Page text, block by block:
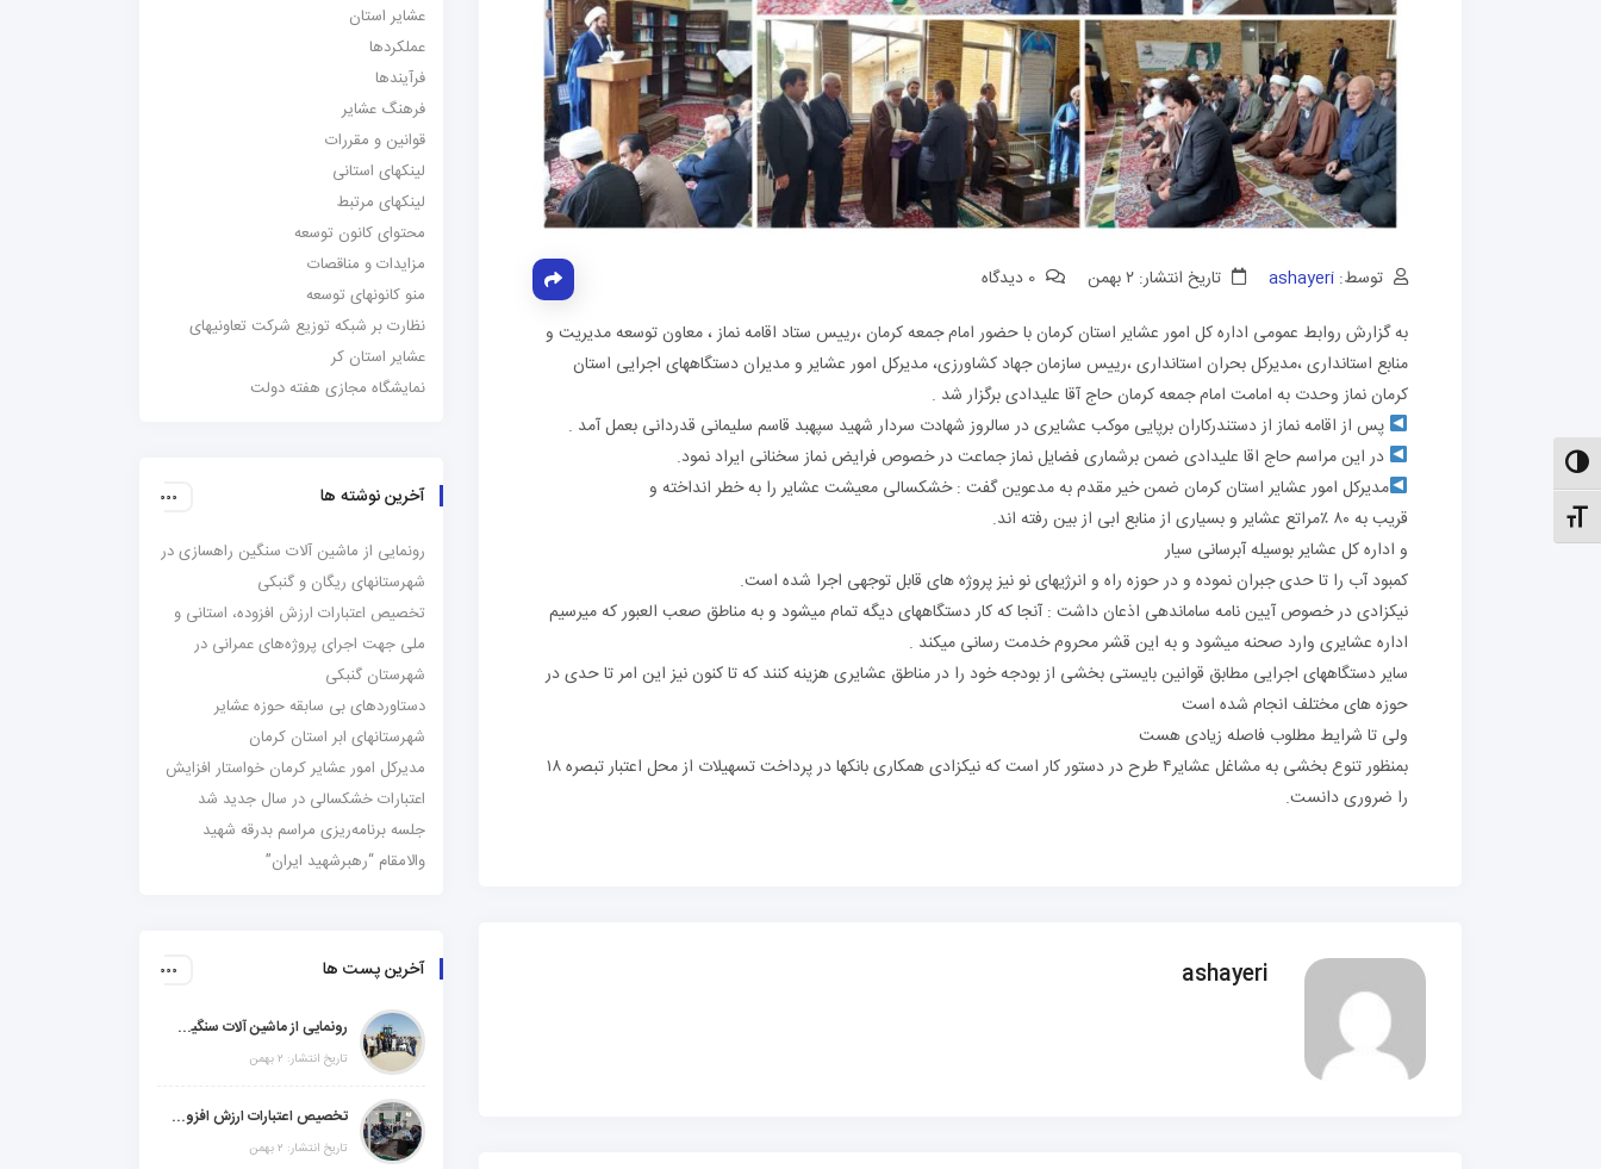
حالت کنتراست بالا
تنظیم اندازهٔ فونت
توسط: ashayeri تاریخ انتشار: ۲ بهمن
به گزارش روابط عمومی اداره کل امور عشایر استان کرمان با حضور امام جمعه کرمان ،رییس ستاد اقامه نماز ، معاون توسعه مدیریت و
منابع استانداری ،مدیرکل بحران استانداری ،رییس سازمان جهاد کشاورزی، مدیرکل امور عشایر و مدیران دستگاههای اجرایی استان
کرمان نماز وحدت به امامت امام جمعه کرمان حاج آقا علیدادی برگزار شد .
پس از اقامه نماز از دستندرکاران برپایی موکب عشایری در سالروز شهادت سردار شهید سپهبد قاسم سلیمانی قدردانی بعمل آمد .
در این مراسم حاج اقا علیدادی ضمن برشماری فضایل نماز جماعت در خصوص فرایض نماز سخنانی ایراد نمود.
مدیرکل امور عشایر استان کرمان ضمن خیر مقدم به مدعوین گفت : خشکسالی معیشت عشایر را به خطر انداخته و
قریب به ۸۰ ٪مراتع عشایر و بسیاری از منابع ابی از بین رفته اند.
و اداره کل عشایر بوسیله آبرسانی سیار
کمبود آب را تا حدی جبران نموده و در حوزه راه و انرژیهای نو نیز پروژه های قابل توجهی اجرا شده است.
نیکزادی در خصوص آیین نامه ساماندهی اذعان داشت : آنجا که کار دستگاههای دیگه تمام میشود و به مناطق صعب العبور که میرسیم
اداره عشایری وارد صحنه میشود و به این قشر محروم خدمت رسانی میکند .
سایر دستگاههای اجرایی مطابق قوانین بایستی بخشی از بودجه خود را در مناطق عشایری هزینه کنند که تا کنون نیز این امر تا حدی در
حوزه های مختلف انجام شده است
ولی تا شرایط مطلوب فاصله زیادی هست
بمنظور تنوع بخشی به مشاغل عشایر۴ طرح در دستور کار است که نیکزادی همکاری بانکها در پرداخت تسهیلات از محل اعتبار تبصره ۱۸
را ضروری دانست.
ashayeri
عشایر استان
عملکردها
فرآیندها
فرهنگ عشایر
قوانین و مقررات
لینکهای استانی
لینکهای مرتبط
محتوای کانون توسعه
مزایدات و مناقصات
منو کانونهای توسعه
نظارت بر شبکه توزیع شرکت تعاونیهای
عشایر استان کر
نمایشگاه مجازی هفته دولت
آخرین نوشته ها
رونمایی از ماشین آلات سنگین راهسازی در
شهرستانهای ریگان و گنبکی
تخصیص اعتبارات ارزش افزوده، استانی و
ملی جهت اجرای پروژه‌های عمرانی در
شهرستان گنبکی
دستاوردهای بی سابقه حوزه عشایر
شهرستانهای ابر استان کرمان
مدیرکل امور عشایر کرمان خواستار افزایش
اعتبارات خشکسالی در سال جدید شد
جلسه برنامه‌ریزی مراسم بدرقه شهید
والامقام “رهبرشهید ایران”
آخرین پست ها
رونمایی از ماشین آلات سنگین راهسازی در شهرستانهای ریگان و گنبکی
تاریخ انتشار: ۲ بهمن
تخصیص اعتبارات ارزش افزوده، استانی و ملی جهت اجرای پروژه‌های عمرانی در شهرستان گنبکی
تاریخ انتشار: ۲ بهمن